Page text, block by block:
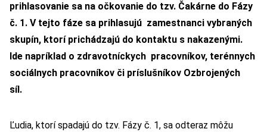
prihlasovanie sa na očkovanie do tzv. Čakárne do Fázy
č. 1. V tejto fáze sa prihlasujú zamestnanci vybraných
skupín, ktorí prichádzajú do kontaktu s nakazenými.
Ide napríklad o zdravotníckych pracovníkov, terénnych
sociálnych pracovníkov či príslušníkov Ozbrojených
síl.
Ľudia, ktorí spadajú do tzv. Fázy č. 1, sa odteraz môžu